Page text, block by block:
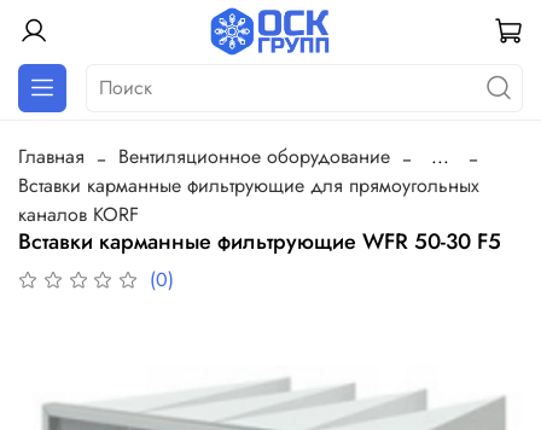
Главная Вентиляционное оборудование
...
Вставки карманные фильтрующие для прямоугольных
каналов KORF
Вставки карманные фильтрующие WFR 50-30 F5
(0)